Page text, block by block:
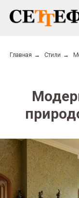
Главная → Стили →